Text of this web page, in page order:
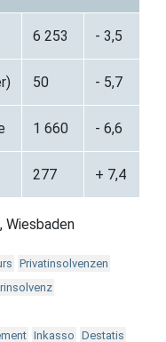
6 253 - 3,5
50 - 5,7
1 660 - 6,6
277 + 7,4
Wiesbaden
Privatinsolvenzen
Inkasso Destatis